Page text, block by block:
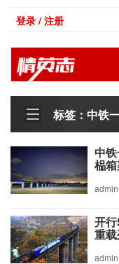
登录 / 注册
标签：中铁
中
榀
admin
开
重
admin